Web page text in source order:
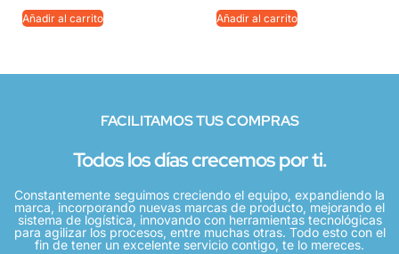
Añadir al carrito Añadir al carrito
FACILITAMOS TUS COMPRAS
Todos los días crecemos por ti.
Constantemente seguimos creciendo el equipo, expandiendo la
marca, incorporando nuevas marcas de producto, mejorando el
sistema de logística, innovando con herramientas tecnológicas
para agilizar los procesos, entre muchas otras. Todo esto con el
fin de tener un excelente servicio contigo, te lo mereces.